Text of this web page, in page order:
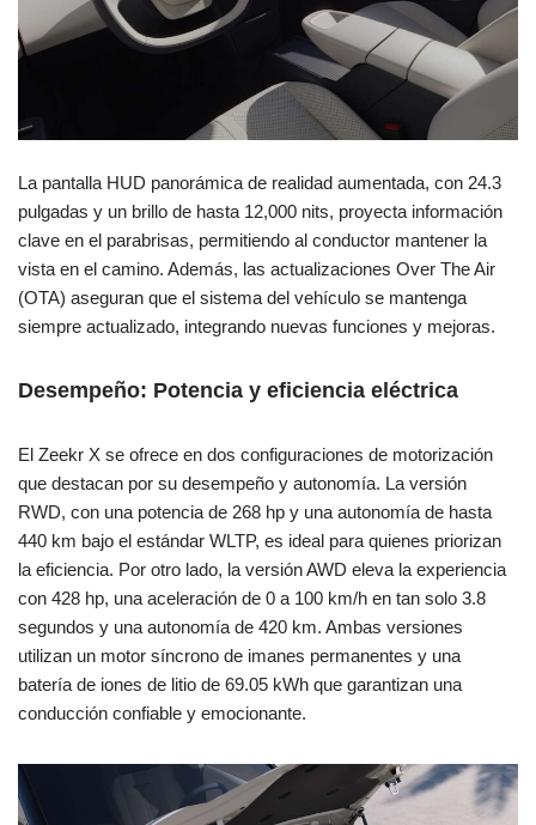
La pantalla HUD panorámica de realidad aumentada, con 24.3
pulgadas y un brillo de hasta 12,000 nits, proyecta información
clave en el parabrisas, permitiendo al conductor mantener la
vista en el camino. Además, las actualizaciones Over The Air
(OTA) aseguran que el sistema del vehículo se mantenga
siempre actualizado, integrando nuevas funciones y mejoras.
Desempeño: Potencia y eficiencia eléctrica
El Zeekr X se ofrece en dos configuraciones de motorización
que destacan por su desempeño y autonomía. La versión
RWD, con una potencia de 268 hp y una autonomía de hasta
440 km bajo el estándar WLTP, es ideal para quienes priorizan
la eficiencia. Por otro lado, la versión AWD eleva la experiencia
con 428 hp, una aceleración de 0 a 100 km/h en tan solo 3.8
segundos y una autonomía de 420 km. Ambas versiones
utilizan un motor síncrono de imanes permanentes y una
batería de iones de litio de 69.05 kWh que garantizan una
conducción confiable y emocionante.